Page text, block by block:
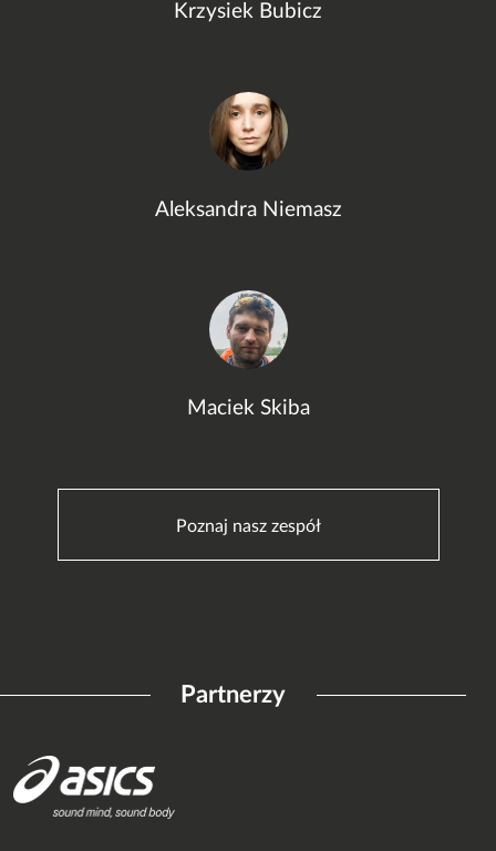
Krzysiek Bubicz
Aleksandra Niemasz
Maciek Skiba
Poznaj nasz zespół
Partnerzy